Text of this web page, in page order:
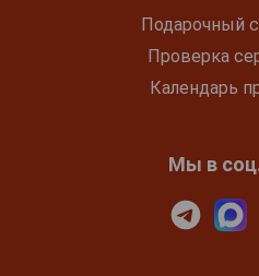
Подарочный
Проверка
Календарь
Мы в